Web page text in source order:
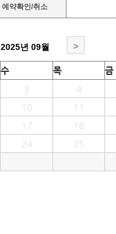
예약확인/취소
2025년 09월 >
수 목
금
3
4
10
11
17
18
24
25